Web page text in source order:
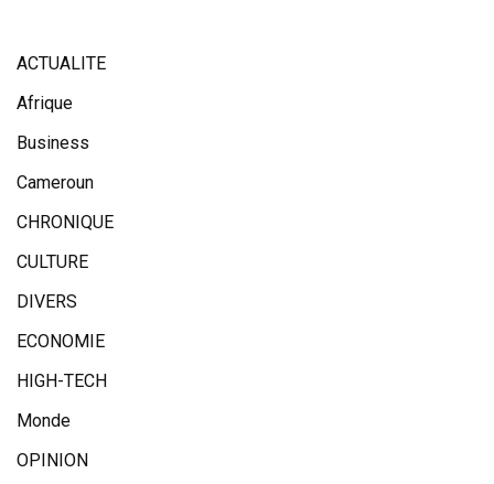
ACTUALITE
Afrique
Business
Cameroun
CHRONIQUE
CULTURE
DIVERS
ECONOMIE
HIGH-TECH
Monde
OPINION